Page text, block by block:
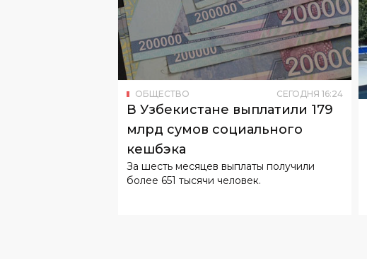
ОБЩЕСТВО СЕГОДНЯ 16:24
В Узбекистане выплатили 179
млрд сумов социального
кешбэка
За шесть месяцев выплаты получили
более 651 тысячи человек.